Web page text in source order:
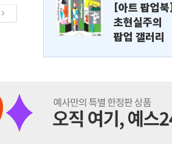
[아트 팝업북]
초현실주의
팝업 갤러리